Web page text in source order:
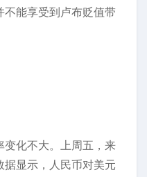
不能享受到卢布贬值带
变化不大。上周五，来
据显示，人民币对美元